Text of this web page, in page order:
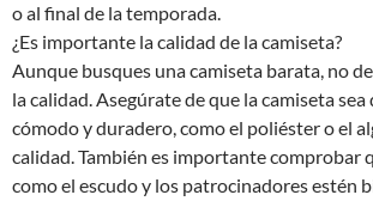
o al final de la temporada.
¿Es importante la calidad de la camiseta?
Aunque busques una camiseta barata, no
la calidad. Asegúrate de que la camiseta
cómodo y duradero, como el poliéster o el
calidad. También es importante comprobar
como el escudo y los patrocinadores estén